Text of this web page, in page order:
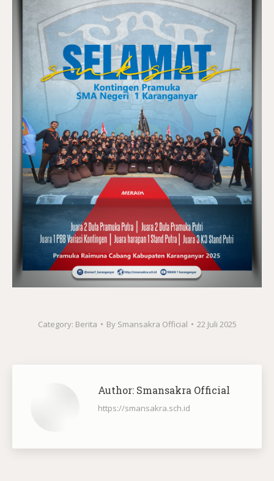
Category: Berita By Smansakra Official 22 Juli 2025
Author: Smansakra Official
https://smansakra.sch.id